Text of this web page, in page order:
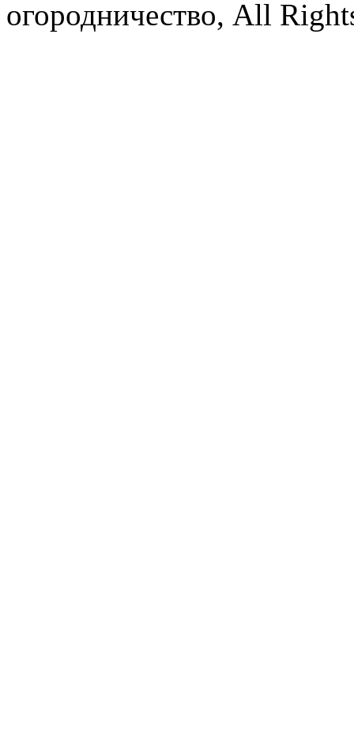
огородничество, All